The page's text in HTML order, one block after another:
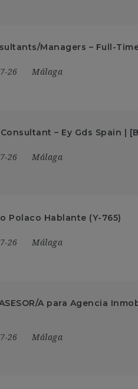
Managers – Full-
26 Málaga
– Ey Gds Spain |
26 Málaga
Polaco Hablante (Y-765)
26 Málaga
A para Agencia
26 Málaga